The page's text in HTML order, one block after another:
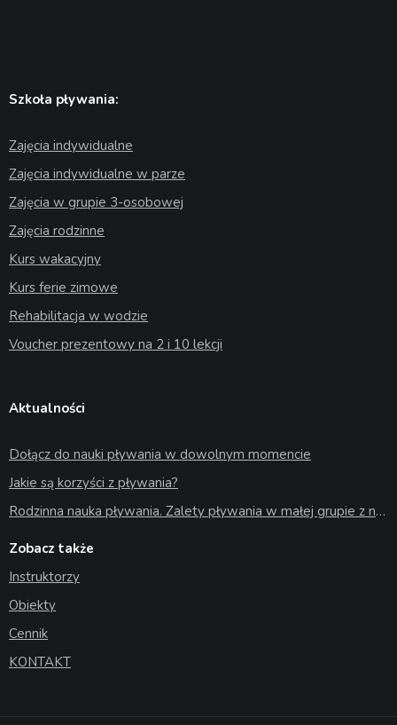
Szkoła pływania:
Zajęcia indywidualne
Zajęcia indywidualne w parze
Zajęcia w grupie 3-osobowej
Zajęcia rodzinne
Kurs wakacyjny
Kurs ferie zimowe
Rehabilitacja w wodzie
Voucher prezentowy na 2 i 10 lekcji
Aktualności
Dołącz do nauki pływania w dowolnym momencie
Jakie są korzyści z pływania?
Rodzinna nauka pływania. Zalety pływania w małej grupie z najbliższymi
Zobacz także
Instruktorzy
Obiekty
Cennik
KONTAKT